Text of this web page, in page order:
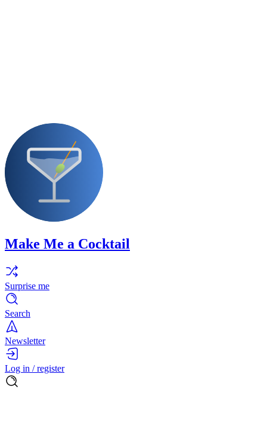
Make Me a Cocktail
Surprise me
Search
Newsletter
Log in / register